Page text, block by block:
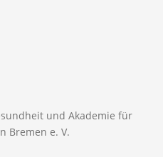
und Akademie für
Bremen e. V.